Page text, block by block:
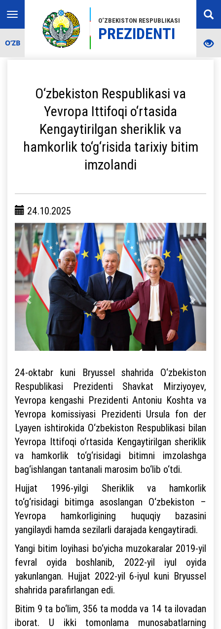
O‘ZBEKISTON RESPUBLIKASI
PREZIDENTI
Toggle
navigation
O‘ZB
O‘zbekiston Respublikasi va
Yevropa Ittifoqi o‘rtasida
Kengaytirilgan sheriklik va
hamkorlik to‘g‘risida tarixiy bitim
imzolandi
24.10.2025
24-oktabr kuni Bryussel shahrida O‘zbekiston
Respublikasi Prezidenti Shavkat Mirziyoyev,
Yevropa kengashi Prezidenti Antoniu Koshta va
Yevropa komissiyasi Prezidenti Ursula fon der
Lyayen ishtirokida O‘zbekiston Respublikasi bilan
Yevropa Ittifoqi o‘rtasida Kengaytirilgan sheriklik
va hamkorlik to‘g‘risidagi bitimni imzolashga
bag‘ishlangan tantanali marosim bo‘lib o‘tdi.
Hujjat 1996-yilgi Sheriklik va hamkorlik
to‘g‘risidagi bitimga asoslangan O‘zbekiston –
Yevropa hamkorligining huquqiy bazasini
yangilaydi hamda sezilarli darajada kengaytiradi.
Yangi bitim loyihasi bo‘yicha muzokaralar 2019-yil
fevral oyida boshlanib, 2022-yil iyul oyida
yakunlangan. Hujjat 2022-yil 6-iyul kuni Bryussel
shahrida parafirlangan edi.
Bitim 9 ta bo‘lim, 356 ta modda va 14 ta ilovadan
iborat. U ikki tomonlama munosabatlarning